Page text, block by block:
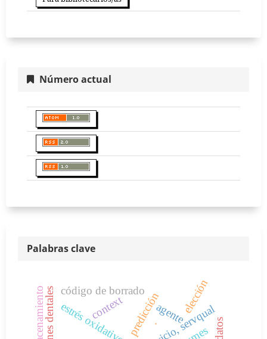
Número actual
Palabras clave
.agente
predicción
almacenamiento código de borrado
estrés oxidativo
elección
context